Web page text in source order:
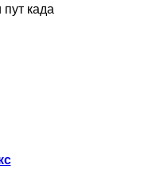
када